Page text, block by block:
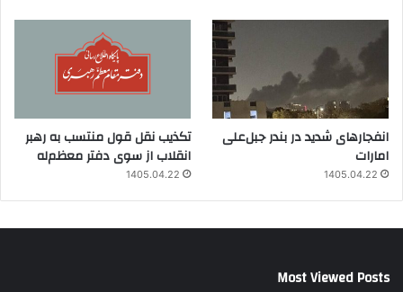
انفجارهای شدید در بندر جبل‌علی
امارات
1405.04.22
تکذیب نقل قول منتسب به رهبر
انقلاب از سوی دفتر معظم‌له
1405.04.22
Most Viewed Posts